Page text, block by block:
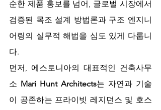
순한 제품 홍보를 넘어, 글로벌 시장에서
검증된 목조 설계 방법론과 구조 엔지니
어링의 실무적 해법을 심도 있게 다룹니
다.
먼저, 에스토니아의 대표적인 건축사무
소 Mari Hunt Architects는 자연과 기술
이 공존하는 프라이빗 레지던스 및 호스